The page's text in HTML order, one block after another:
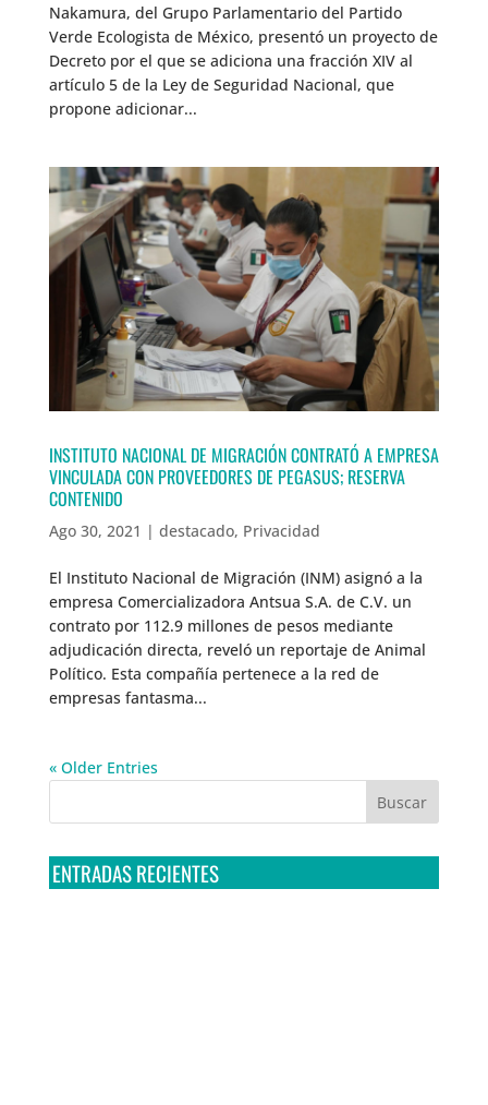
Nakamura, del Grupo Parlamentario del Partido
Verde Ecologista de México, presentó un proyecto de
Decreto por el que se adiciona una fracción XIV al
artículo 5 de la Ley de Seguridad Nacional, que
propone adicionar...
INSTITUTO NACIONAL DE MIGRACIÓN CONTRATÓ A EMPRESA
VINCULADA CON PROVEEDORES DE PEGASUS; RESERVA
CONTENIDO
Ago 30, 2021 | destacado, Privacidad
El Instituto Nacional de Migración (INM) asignó a la
empresa Comercializadora Antsua S.A. de C.V. un
contrato por 112.9 millones de pesos mediante
adjudicación directa, reveló un reportaje de Animal
Político. Esta compañía pertenece a la red de
empresas fantasma...
« Older Entries
ENTRADAS RECIENTES